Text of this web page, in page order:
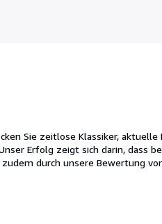
Sie zeitlose Klassiker,
Erfolg zeigt sich darin, dass
durch unsere Bewertung